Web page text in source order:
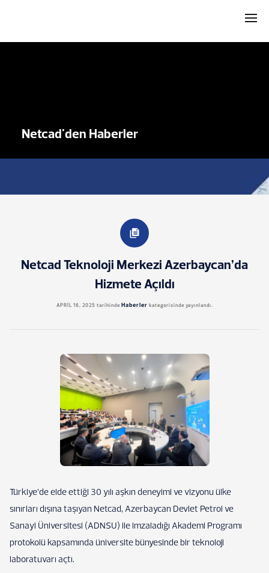
Netcad'den Haberler
Netcad Teknoloji Merkezi Azerbaycan’da
Hizmete Açıldı
APRIL 16, 2025 tarihinde Haberler kategorisinde yayınlandı.
Türkiye’de elde ettiği 30 yılı aşkın deneyimi ve vizyonu ülke
sınırları dışına taşıyan Netcad, Azerbaycan Devlet Petrol ve
Sanayi Üniversitesi (ADNSU) ile imzaladığı Akademi Programı
protokolü kapsamında üniversite bünyesinde bir teknoloji
laboratuvarı açtı.